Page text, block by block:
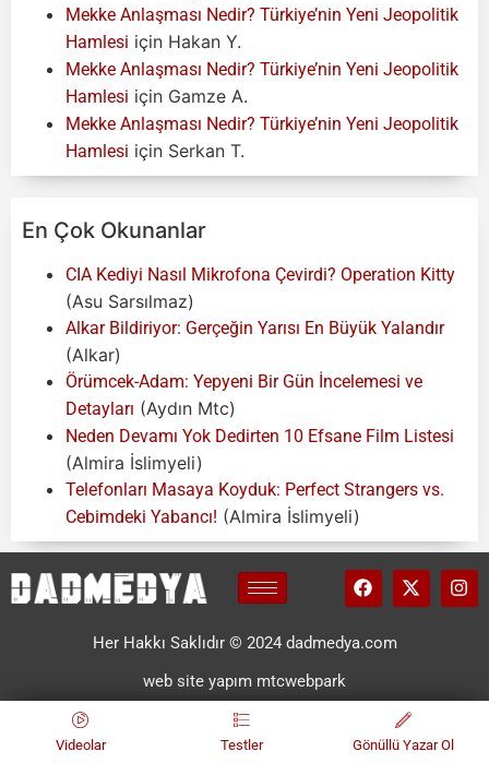
Mekke Anlaşması Nedir? Türkiye’nin Yeni Jeopolitik
Hamlesi için Hakan Y.
Mekke Anlaşması Nedir? Türkiye’nin Yeni Jeopolitik
Hamlesi için Gamze A.
Mekke Anlaşması Nedir? Türkiye’nin Yeni Jeopolitik
Hamlesi için Serkan T.
En Çok Okunanlar
CIA Kediyi Nasıl Mikrofona Çevirdi? Operation Kitty
(Asu Sarsılmaz)
Alkar Bildiriyor: Gerçeğin Yarısı En Büyük Yalandır
(Alkar)
Örümcek-Adam: Yepyeni Bir Gün İncelemesi ve
Detayları (Aydın Mtc)
Neden Devamı Yok Dedirten 10 Efsane Film Listesi
(Almira İslimyeli)
Telefonları Masaya Koyduk: Perfect Strangers vs.
Cebimdeki Yabancı! (Almira İslimyeli)
Her Hakkı Saklıdır © 2024 dadmedya.com
web site yapım mtcwebpark
Videolar Testler Gönüllü Yazar Ol